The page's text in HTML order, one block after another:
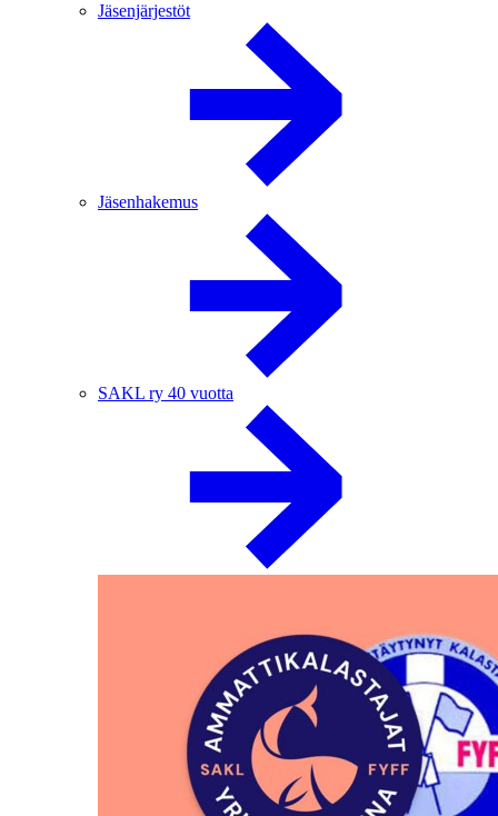
Jäsenjärjestöt
Jäsenhakemus
SAKL ry 40 vuotta